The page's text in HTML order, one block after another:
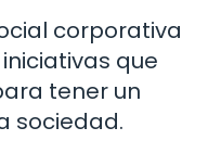
corporativa
que
tener un
sociedad.